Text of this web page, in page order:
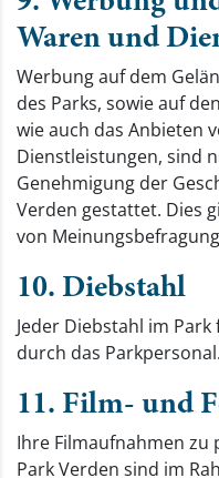
Waren und
Werbung auf dem
des Parks, sowie auf
wie auch das Anbieten
Dienstleistungen, sind
Genehmigung der
Verden gestattet. Dies
von
10. Diebstahl
Jeder Diebstahl im
durch das Parkpersonal.
11. Film- und
Ihre Filmaufnahmen zu
Park Verden sind im